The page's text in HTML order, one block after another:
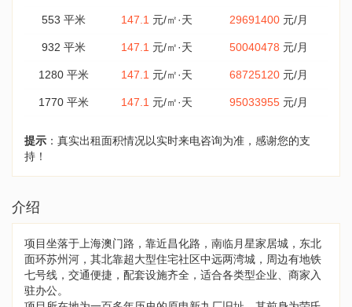
553 平米 147.1 元/㎡·天 29691400 元/月
932 平米 147.1 元/㎡·天 50040478 元/月
1280 平米 147.1 元/㎡·天 68725120 元/月
1770 平米 147.1 元/㎡·天 95033955 元/月
提示 ：真实出租面积情况以实时来电咨询为准，感谢您的支
持！
介绍
项目坐落于上海澳门路，靠近昌化路，南临月星家居城，东北
面环苏州河，其北靠超大型住宅社区中远两湾城，周边有地铁
七号线，交通便捷，配套设施齐全，适合各类型企业、商家入
驻办公。